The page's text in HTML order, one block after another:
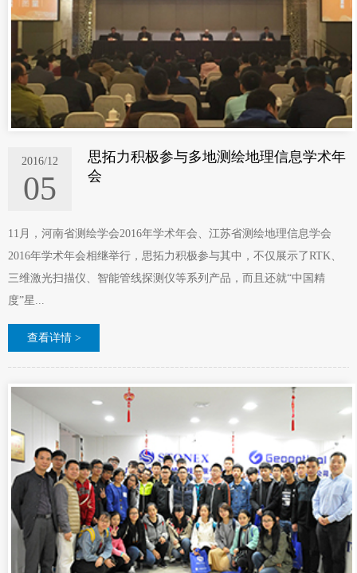
2016/12
05
思拓力积极参与多地测绘地理信息学术年
会
11月，河南省测绘学会2016年学术年会、江苏省测绘地理信息学会
2016年学术年会相继举行，思拓力积极参与其中，不仅展示了RTK、
三维激光扫描仪、智能管线探测仪等系列产品，而且还就“中国精
度”星...
查看详情 >